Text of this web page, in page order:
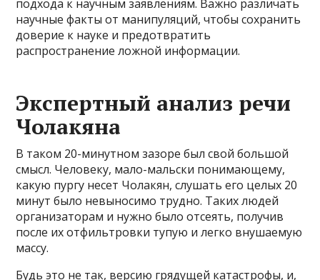
подхода к научным заявлениям. Важно различать
научные факты от манипуляций, чтобы сохранить
доверие к науке и предотвратить
распространение ложной информации.
Экспертный анализ речи
Чолакяна
В таком 20-минутном зазоре был свой большой
смысл. Человеку, мало-мальски понимающему,
какую пургу несет Чолакян, слушать его целых 20
минут было невыносимо трудно. Таких людей
организаторам и нужно было отсеять, получив
после их отфильтровки тупую и легко внушаемую
массу.
Будь это не так, версию грядущей катастрофы, и,